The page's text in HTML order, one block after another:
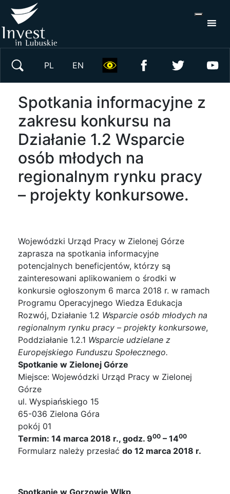
PL EN
Spotkania informacyjne z
zakresu konkursu na
Działanie 1.2 Wsparcie
osób młodych na
regionalnym rynku pracy
– projekty konkursowe.
Wojewódzki Urząd Pracy w Zielonej Górze
zaprasza na spotkania informacyjne
potencjalnych beneficjentów, którzy są
zainteresowani aplikowaniem o środki w
konkursie ogłoszonym 6 marca 2018 r. w ramach
Programu Operacyjnego Wiedza Edukacja
Rozwój, Działanie 1.2 Wsparcie osób młodych na
regionalnym rynku pracy – projekty konkursowe,
Poddziałanie 1.2.1 Wsparcie udzielane z
Europejskiego Funduszu Społecznego.
Spotkanie w Zielonej Górze
Miejsce: Wojewódzki Urząd Pracy w Zielonej
Górze
ul. Wyspiańskiego 15
65-036 Zielona Góra
pokój 01
Termin: 14 marca 2018 r., godz. 900 – 1400
Formularz należy przesłać do 12 marca 2018 r.
Spotkanie w Gorzowie Wlkp.
Wyszukaj w serwisie